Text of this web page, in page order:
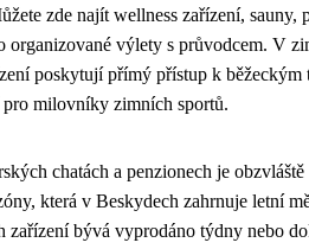
zde najít wellness zařízení, sauny,
organizované výlety s průvodcem. V
poskytují přímý přístup k běžeckým
milovníky zimních sportů.
chatách a penzionech je obzvláště
která v Beskydech zahrnuje letní
zařízení bývá vyprodáno týdny nebo